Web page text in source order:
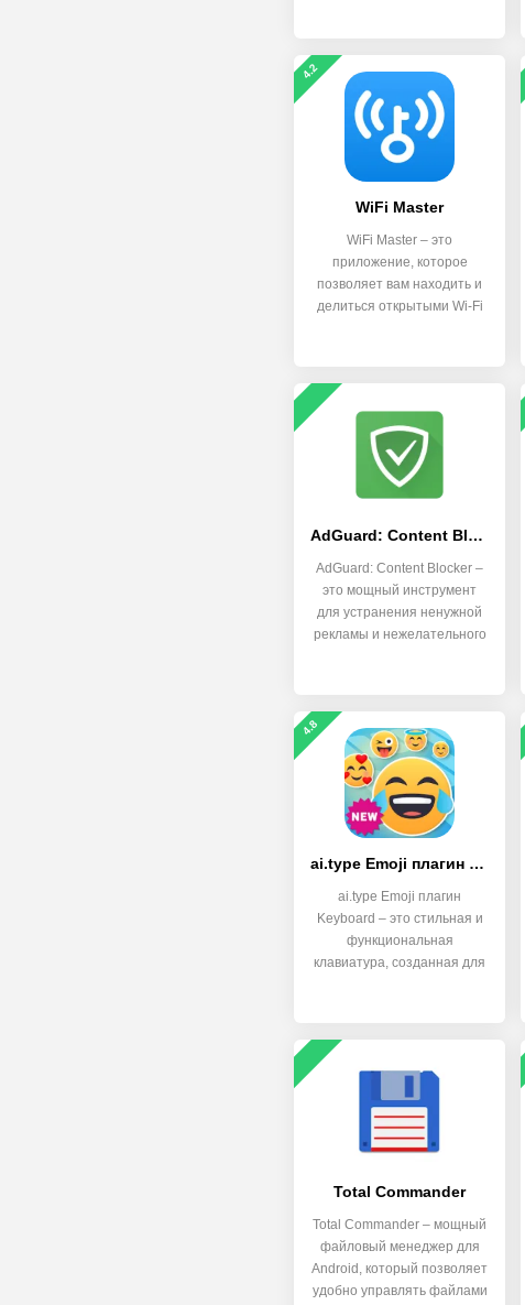
4.2
WiFi Master
WiFi Master – это
приложение, которое
позволяет вам находить и
делиться открытыми Wi-Fi
AdGuard: Content Blocker
AdGuard: Content Blocker –
это мощный инструмент
для устранения ненужной
рекламы и нежелательного
4.8
ai.type Emoji плагин Keyboard
ai.type Emoji плагин
Keyboard – это стильная и
функциональная
клавиатура, созданная для
Total Commander
Total Commander – мощный
файловый менеджер для
Android, который позволяет
удобно управлять файлами